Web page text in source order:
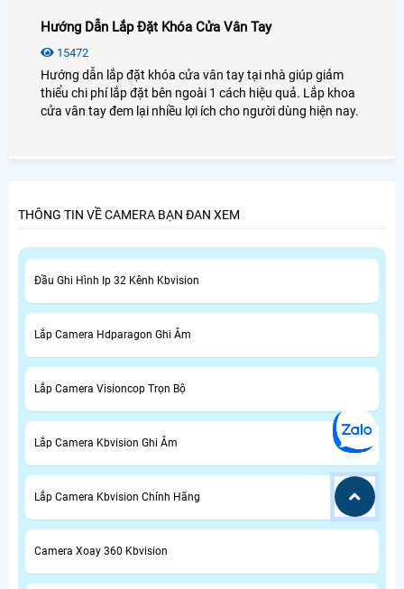
Hướng Dẫn Lắp Đặt Khóa Cửa Vân Tay
15472
Hướng dẫn lắp đặt khóa cửa vân tay tại nhà giúp giảm
thiểu chi phí lắp đặt bên ngoài 1 cách hiệu quả. Lắp khoa
cửa vân tay đem lại nhiều lợi ích cho người dùng hiện nay.
THÔNG TIN VỀ CAMERA BẠN ĐAN XEM
Đầu Ghi Hình Ip 32 Kênh Kbvision
Lắp Camera Hdparagon Ghi Âm
Lắp Camera Visioncop Trọn Bộ
Lắp Camera Kbvision Ghi Âm
Lắp Camera Kbvision Chính Hãng
Camera Xoay 360 Kbvision